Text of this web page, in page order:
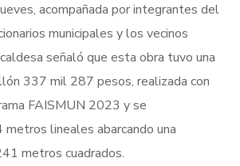
acompañada por integrantes del
municipales y los vecinos
señaló que esta obra tuvo una
337 mil 287 pesos, realizada con
FAISMUN 2023 y se
lineales abarcando una
metros cuadrados.